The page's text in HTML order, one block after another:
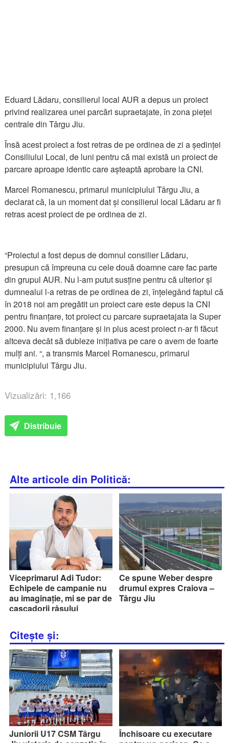
Eduard Lădaru, consilierul local AUR a depus un proiect
privind realizarea unei parcări supraetajate, în zona pieței
centrale din Târgu Jiu.
Însă acest proiect a fost retras de pe ordinea de zi a ședinței
Consiliului Local, de luni pentru că mai există un proiect de
parcare aproape identic care așteaptă aprobare la CNI.
Marcel Romanescu, primarul municipiului Târgu Jiu, a
declarat că, la un moment dat și consilierul local Lădaru ar fi
retras acest proiect de pe ordinea de zi.
“Proiectul a fost depus de domnul consilier Lădaru,
presupun că împreuna cu cele două doamne care fac parte
din grupul AUR. Nu l-am putut susține pentru că ulterior și
dumnealui l-a retras de pe ordinea de zi, înțelegând faptul că
în 2018 noi am pregătit un proiect care este depus la CNI
pentru finanțare, tot proiect cu parcare supraetajata la Super
2000. Nu avem finanțare și in plus acest proiect n-ar fi făcut
altceva decât să dubleze inițiativa pe care o avem de foarte
mulți ani. “, a transmis Marcel Romanescu, primarul
municipiului Târgu Jiu.
Vizualizări: 1,166
Distribuie
Alte articole din Politică:
Viceprimarul Adi Tudor:
Echipele de campanie nu
au imaginație, mi se par de
cascadorii râsului
Ce spune Weber despre
drumul expres Craiova –
Târgu Jiu
Citește și:
Juniorii U17 CSM Târgu
Închisoare cu executare